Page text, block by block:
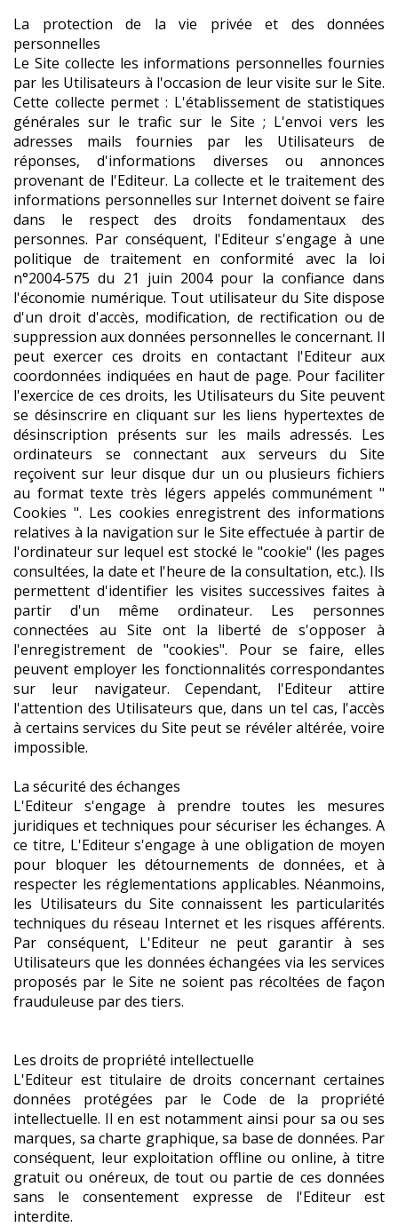
La protection de la vie privée et des données
personnelles
Le Site collecte les informations personnelles fournies
par les Utilisateurs à l'occasion de leur visite sur le Site.
Cette collecte permet : L'établissement de statistiques
générales sur le trafic sur le Site ; L'envoi vers les
adresses mails fournies par les Utilisateurs de
réponses, d'informations diverses ou annonces
provenant de l'Editeur. La collecte et le traitement des
informations personnelles sur Internet doivent se faire
dans le respect des droits fondamentaux des
personnes. Par conséquent, l'Editeur s'engage à une
politique de traitement en conformité avec la loi
n°2004-575 du 21 juin 2004 pour la confiance dans
l'économie numérique. Tout utilisateur du Site dispose
d'un droit d'accès, modification, de rectification ou de
suppression aux données personnelles le concernant. Il
peut exercer ces droits en contactant l'Editeur aux
coordonnées indiquées en haut de page. Pour faciliter
l'exercice de ces droits, les Utilisateurs du Site peuvent
se désinscrire en cliquant sur les liens hypertextes de
désinscription présents sur les mails adressés. Les
ordinateurs se connectant aux serveurs du Site
reçoivent sur leur disque dur un ou plusieurs fichiers
au format texte très légers appelés communément "
Cookies ". Les cookies enregistrent des informations
relatives à la navigation sur le Site effectuée à partir de
l'ordinateur sur lequel est stocké le "cookie" (les pages
consultées, la date et l'heure de la consultation, etc.). Ils
permettent d'identifier les visites successives faites à
partir d'un même ordinateur. Les personnes
connectées au Site ont la liberté de s'opposer à
l'enregistrement de "cookies". Pour se faire, elles
peuvent employer les fonctionnalités correspondantes
sur leur navigateur. Cependant, l'Editeur attire
l'attention des Utilisateurs que, dans un tel cas, l'accès
à certains services du Site peut se révéler altérée, voire
impossible.
La sécurité des échanges
L'Editeur s'engage à prendre toutes les mesures
juridiques et techniques pour sécuriser les échanges. A
ce titre, L'Editeur s'engage à une obligation de moyen
pour bloquer les détournements de données, et à
respecter les réglementations applicables. Néanmoins,
les Utilisateurs du Site connaissent les particularités
techniques du réseau Internet et les risques afférents.
Par conséquent, L'Editeur ne peut garantir à ses
Utilisateurs que les données échangées via les services
proposés par le Site ne soient pas récoltées de façon
frauduleuse par des tiers.
Les droits de propriété intellectuelle
L'Editeur est titulaire de droits concernant certaines
données protégées par le Code de la propriété
intellectuelle. Il en est notamment ainsi pour sa ou ses
marques, sa charte graphique, sa base de données. Par
conséquent, leur exploitation offline ou online, à titre
gratuit ou onéreux, de tout ou partie de ces données
sans le consentement expresse de l'Editeur est
interdite.